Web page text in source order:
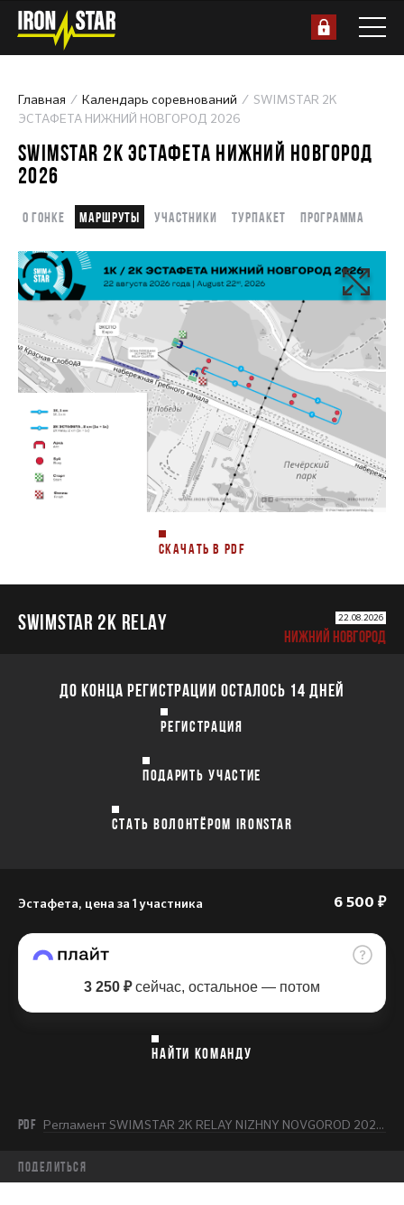
Главная Календарь соревнований
SWIMSTAR 2K
ЭСТАФЕТА НИЖНИЙ НОВГОРОД 2026
SWIMSTAR 2K ЭСТАФЕТА НИЖНИЙ НОВГОРОД
2026
О гонке Маршруты Участники Турпакет Программа
СКАЧАТЬ В PDF
SWIMSTAR 2K RELAY 22.08.2026
НИЖНИЙ НОВГОРОД
ДО КОНЦА РЕГИСТРАЦИИ ОСТАЛОСЬ 14 ДНЕЙ
РЕГИСТРАЦИЯ
ПОДАРИТЬ УЧАСТИЕ
СТАТЬ ВОЛОНТЁРОМ IRONSTAR
Эстафета, цена за 1 участника 6 500 ₽
3 250 ₽сейчас, остальное — потом
НАЙТИ КОМАНДУ
PDF Регламент SWIMSTAR 2K RELAY NIZHNY NOVGOROD 2026.pdf
Поделиться